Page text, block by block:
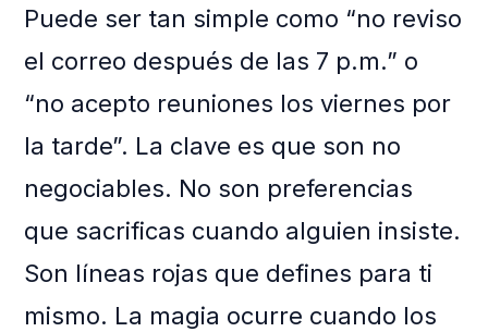
Puede ser tan simple como “no reviso
el correo después de las 7 p.m.” o
“no acepto reuniones los viernes por
la tarde”. La clave es que son no
negociables. No son preferencias
que sacrificas cuando alguien insiste.
Son líneas rojas que defines para ti
mismo. La magia ocurre cuando los